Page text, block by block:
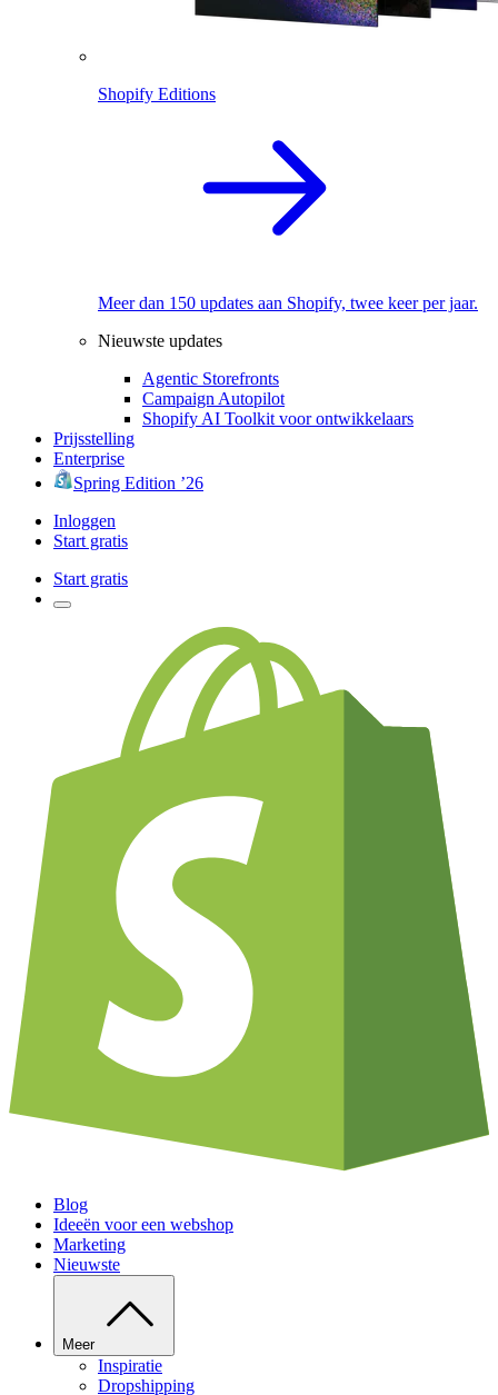
Shopify Editions
Meer dan 150 updates aan Shopify, twee keer per jaar.
Nieuwste updates
Agentic Storefronts
Campaign Autopilot
Shopify AI Toolkit voor ontwikkelaars
Prijsstelling
Enterprise
Spring Edition ’26
Inloggen
Start gratis
Start gratis
Blog
Ideeën voor een webshop
Marketing
Nieuwste
Meer
Inspiratie
Dropshipping